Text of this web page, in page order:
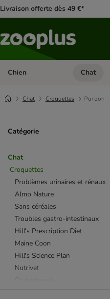
Livraison offerte dès 49 €*
Chien Dérouler
Chat
Chat Croquettes Purizon
Catégorie
Chat
Croquettes
Problèmes urinaires et rénaux
Almo Nature
Sans céréales
Troubles gastro-intestinaux
Hill's Prescription Diet
Maine Coon
Hill's Science Plan
Nutrivet